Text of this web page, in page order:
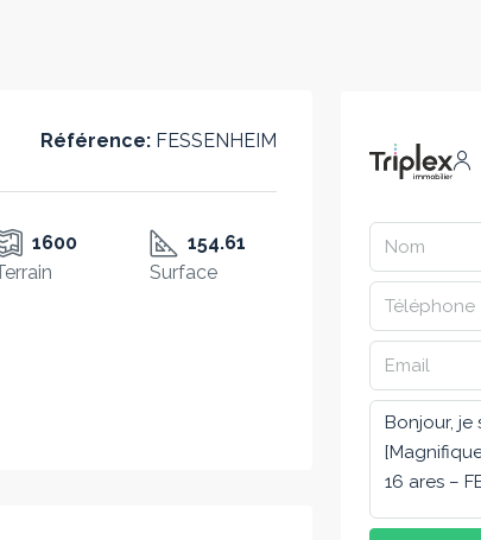
Référence: FESSENHEIM
1600
154.61
Surface